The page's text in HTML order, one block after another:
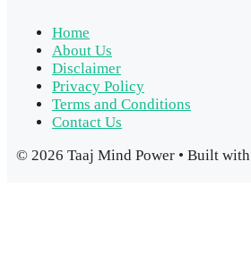
Home
About Us
Disclaimer
Privacy Policy
Terms and Conditions
Contact Us
© 2026 Taaj Mind Power • Built with